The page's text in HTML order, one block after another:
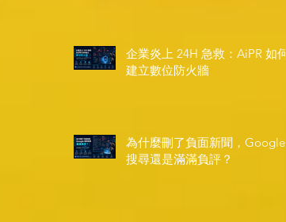
企業炎上 24H 急救：AiPR 如何
建立數位防火牆
為什麼刪了負面新聞，Google
搜尋還是滿滿負評？